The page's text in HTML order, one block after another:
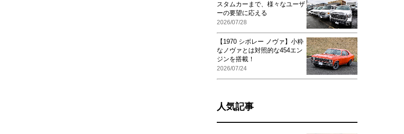
スタムカーまで、様々なユーザ
ーの要望に応える
2026/07/28
【1970 シボレー ノヴァ】小粋
なノヴァとは対照的な454エン
ジンを搭載！
2026/07/24
人気記事